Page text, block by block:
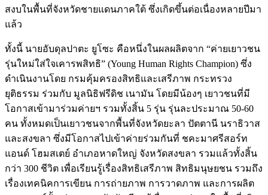
สงบในพื้นที่จังหวัดชายแดนภาคใต้ ซึ่งเกิดขึ้นต่อเนื่องหลายปีมา
แล้ว
ทั้งนี้ นายอับดุลปาตะ ยูโซะ คือหนึ่งในผลผลิตจาก “ค่ายเยาวชน
รุ่นใหม่ใส่ใจเคารพสิทธิ” (Young Human Rights Champion) ซึ่ง
ดำเนินงานโดย กรมคุ้มครองสิทธิและเสรีภาพ กระทรวง
ยุติธรรม ร่วมกับ มูลนิธิฟรีดิช เนามัน โดยมีน้องๆ เยาวชนที่มี
โอกาสเข้ามาร่วมค่ายฯ รวมทั้งสิ้น 5 รุ่น รุ่นละประมาณ 50-60
คน ทั้งหมดเป็นเยาวชนจากพื้นที่จังหวัดยะลา ปัตตานี นราธิวาส
และสงขลา ซึ่งมีโอกาสไปเข้าค่ายร่วมกันที่ ชคะมาศรีสอร์ท
แอนด์ โฮมสเตย์ อำเภอหาดใหญ่ จังหวัดสงขลา รวมแล้วทั้งสิ้น
กว่า 300 ชีวิต เพื่อเรียนรู้เรื่องสิทธิเสรีภาพ สิทธิมนุษยชน รวมถึง
เรื่องเทคนิคการเขียน การถ่ายภาพ การวาดภาพ และการผลิต